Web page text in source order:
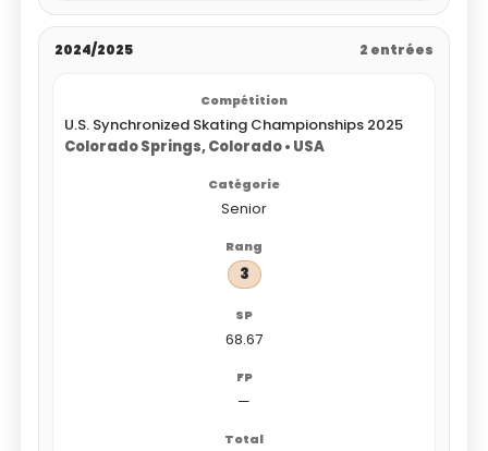
2024/2025 2 entrées
U.S. Synchronized Skating Championships 2025
Colorado Springs, Colorado • USA
Senior
3
68.67
—